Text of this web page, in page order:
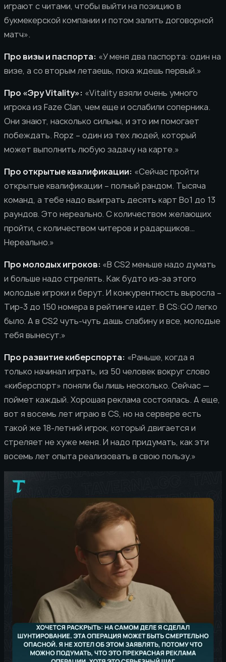
играют с читами, чтобы выйти на позицию в
букмекерской компании и потом залить договорной
матч».
Про визы и паспорта: «У меня два паспорта: один на
визе, а со вторым летаешь, пока ждешь первый.»
Про «Эру Vitality»: «Vitality взяли очень умного
игрока из Faze Clan, чем еще и ослабили соперника.
Они знают, насколько сильны, и это им помогает
побеждать. Ropz – один из тех людей, который
может выполнить любую задачу на карте.»
Про открытые квалификации: «Сейчас пройти
открытые квалификации – полный рандом. Тысяча
команд, а тебе надо выиграть десять карт Bo1 до 13
раундов. Это нереально. С количеством желающих
пройти, с количеством читеров и радарщиков…
Нереально.»
Про молодых игроков: «В CS2 меньше надо думать
и больше надо стрелять. Как будто из-за этого
молодые игроки и берут. И конкурентность выросла –
Тир-3 до 150 номера в рейтинге идет. В CS:GO легко
было. А в CS2 чуть-чуть дашь слабину и все, молодые
тебя вынесут.»
Про развитие киберспорта: «Раньше, когда я
только начинал играть, из 50 человек вокруг слово
«киберспорт» поняли бы лишь несколько. Сейчас —
поймет каждый. Хорошая реклама состоялась. А еще,
вот я восемь лет играю в CS, но на сервере есть
такой же 18-летний игрок, который двигается и
стреляет не хуже меня. И надо придумать, как эти
восемь лет опыта реализовать в свою пользу.»